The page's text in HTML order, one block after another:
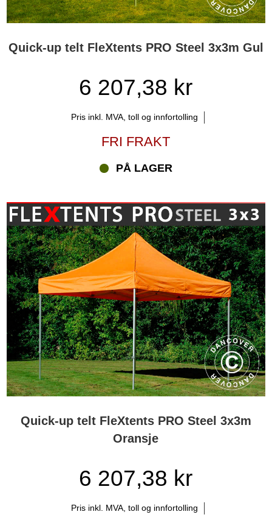
Quick-up telt FleXtents PRO Steel 3x3m Gul
6 207,38 kr
Pris inkl. MVA, toll og innfortolling
FRI FRAKT
PÅ LAGER
Quick-up telt FleXtents PRO Steel 3x3m
Oransje
6 207,38 kr
Pris inkl. MVA, toll og innfortolling